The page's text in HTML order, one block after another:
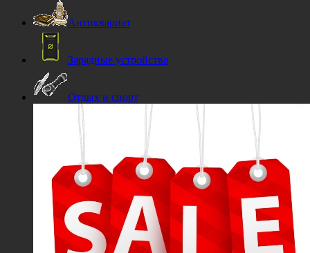
Антиквариат
Зарядные устройства
Отдых и спорт